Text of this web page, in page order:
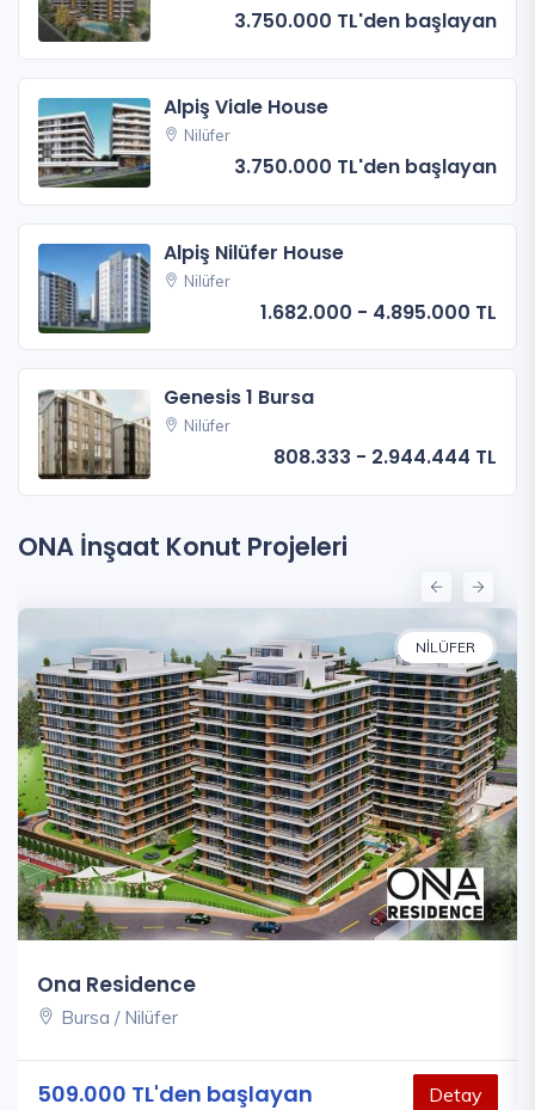
3.750.000 TL'den başlayan
Alpiş Viale House
Nilüfer
3.750.000 TL'den başlayan
Alpiş Nilüfer House
Nilüfer
1.682.000 - 4.895.000 TL
Genesis 1 Bursa
Nilüfer
808.333 - 2.944.444 TL
ONA İnşaat Konut Projeleri
NILÜFER
Ona Residence
Bursa / Nilüfer
509.000 TL'den başlayan Detay